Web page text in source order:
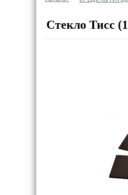
Стекло Тисс